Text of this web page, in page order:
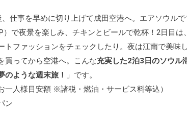
、仕事を早めに切り上げて成田空港へ。エアソウル
）で夜景を楽しみ、チキンとビールで乾杯！2日目
トファッションをチェックしたり。夜は江南で美味
買ってから空港へ。こんな充実した2泊3日のソウル
のような週末旅！
」です。
お一人様目安額 ※諸税・燃油・サービス料等込）
ン